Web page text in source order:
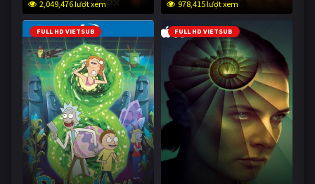
2,049,476 lượt xem 978,415 lượt xem
FULL HD VIETSUB FULL HD VIETSUB